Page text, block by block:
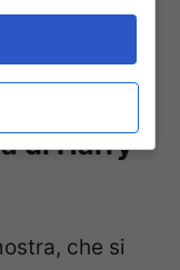
di Harry
che si